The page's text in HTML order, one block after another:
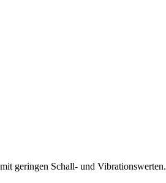
geringen Schall- und Vibrationswerten.